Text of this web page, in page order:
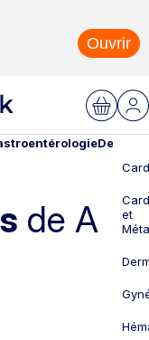
Ouvrir
de A
et